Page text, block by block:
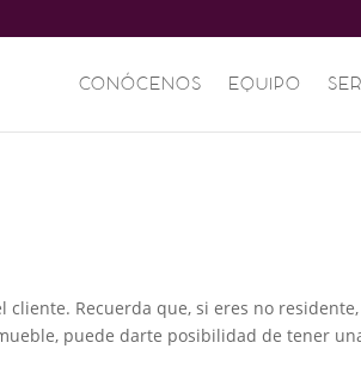
CONÓCENOS EQUIPO
Recuerda que, si eres no
puede darte posibilidad de tener